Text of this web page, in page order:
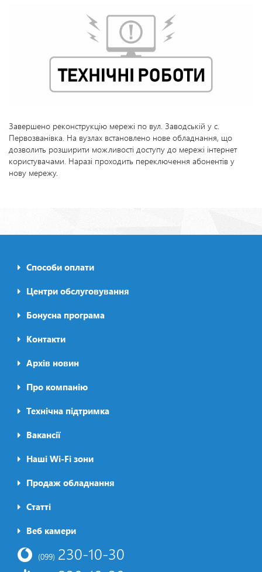
Завершено реконструкцію мережі по вул. Заводській у с.
Первозванівка. На вузлах встановлено нове обладнання, що
дозволить розширити можливості доступу до мережі інтернет
користувачами. Наразі проходить переключення абонентів у
нову мережу.
Footer0
menu
Способи оплати
Центри обслуговування
Бонусна програма
Контакти
Архів новин
Футер2
Про компанію
Технічна підтримка
Вакансії
Наші Wi-Fi зони
Продаж обладнання
Футер3
Статті
Веб камери
(099) 230-10-30